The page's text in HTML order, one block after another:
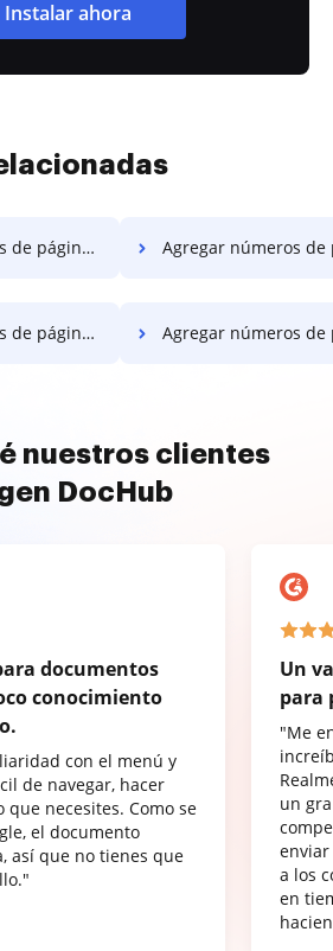
Instalar ahora
de PDF en el servidor Agregar números de página a PDF y eliminar páginas de
de PDF en Google Chrome Agregar números de página a PDF y eliminar páginas de PDF
nuestros clientes
DocHub
documentos
conocimiento
con el menú y
de navegar, hacer
necesites. Como se
el documento
así que no tienes que
Un
para
"Me
un
a los
en